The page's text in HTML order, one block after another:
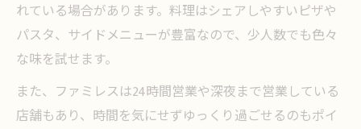
れている場合があります。料理はシェアしやすいピザや
パスタ、サイドメニューが豊富なので、少人数でも色々
な味を試せます。
また、ファミレスは24時間営業や深夜まで営業している
店舗もあり、時間を気にせずゆっくり過ごせるのもポイ